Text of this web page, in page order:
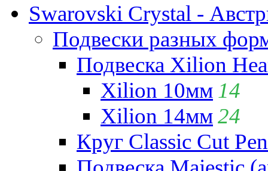
Swarovski Crystal -
Подвески разных
Подвеска Xilion
Xilion 10мм 14
Xilion 14мм24
Круг Classic Cut